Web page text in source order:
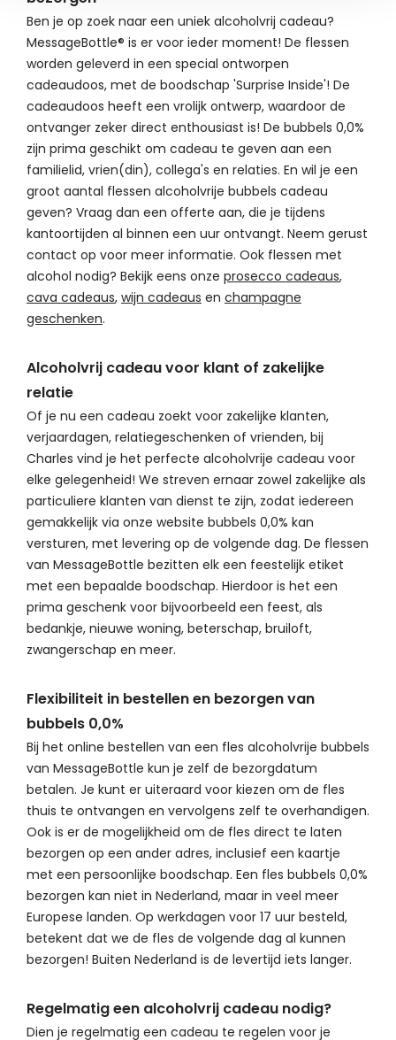
Ben je op zoek naar een uniek alcoholvrij cadeau?
MessageBottle® is er voor ieder moment! De flessen
worden geleverd in een special ontworpen
cadeaudoos, met de boodschap 'Surprise Inside'! De
cadeaudoos heeft een vrolijk ontwerp, waardoor de
ontvanger zeker direct enthousiast is! De bubbels 0,0%
zijn prima geschikt om cadeau te geven aan een
familielid, vrien(din), collega's en relaties. En wil je een
groot aantal flessen alcoholvrije bubbels cadeau
geven? Vraag dan een offerte aan, die je tijdens
kantoortijden al binnen een uur ontvangt. Neem gerust
contact op voor meer informatie. Ook flessen met
alcohol nodig? Bekijk eens onze prosecco cadeaus,
cava cadeaus, wijn cadeaus en champagne
geschenken.
Alcoholvrij cadeau voor klant of zakelijke
relatie
Of je nu een cadeau zoekt voor zakelijke klanten,
verjaardagen, relatiegeschenken of vrienden, bij
Charles vind je het perfecte alcoholvrije cadeau voor
elke gelegenheid! We streven ernaar zowel zakelijke als
particuliere klanten van dienst te zijn, zodat iedereen
gemakkelijk via onze website bubbels 0,0% kan
versturen, met levering op de volgende dag. De flessen
van MessageBottle bezitten elk een feestelijk etiket
met een bepaalde boodschap. Hierdoor is het een
prima geschenk voor bijvoorbeeld een feest, als
bedankje, nieuwe woning, beterschap, bruiloft,
zwangerschap en meer.
Flexibiliteit in bestellen en bezorgen van
bubbels 0,0%
Bij het online bestellen van een fles alcoholvrije bubbels
van MessageBottle kun je zelf de bezorgdatum
betalen. Je kunt er uiteraard voor kiezen om de fles
thuis te ontvangen en vervolgens zelf te overhandigen.
Ook is er de mogelijkheid om de fles direct te laten
bezorgen op een ander adres, inclusief een kaartje
met een persoonlijke boodschap. Een fles bubbels 0,0%
bezorgen kan niet in Nederland, maar in veel meer
Europese landen. Op werkdagen voor 17 uur besteld,
betekent dat we de fles de volgende dag al kunnen
bezorgen! Buiten Nederland is de levertijd iets langer.
Regelmatig een alcoholvrij cadeau nodig?
Dien je regelmatig een cadeau te regelen voor je